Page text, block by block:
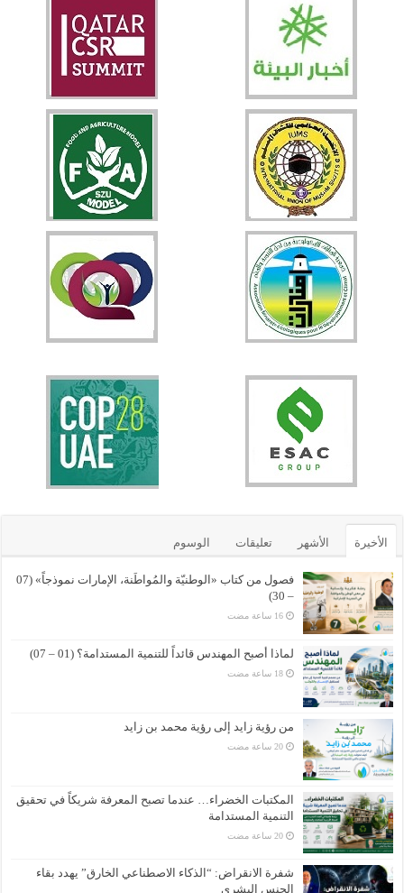
الأخيرة الأشهر تعليقات الوسوم
فصول من كتاب «الوطنيّة والمُواطَنة، الإمارات نموذجاً» (07
– 30)
‏16 ساعة مضت
لماذا أصبح المهندس قائداً للتنمية المستدامة؟ (01 – 07)
‏18 ساعة مضت
من رؤية زايد إلى رؤية محمد بن زايد
‏20 ساعة مضت
المكتبات الخضراء… عندما تصبح المعرفة شريكاً في تحقيق
التنمية المستدامة
‏20 ساعة مضت
شفرة الانقراض: “الذكاء الاصطناعي الخارق” يهدد بقاء
الجنس البشري